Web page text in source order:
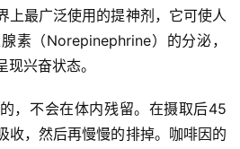
上最广泛使用的提神剂，它可使人
素（Norepinephrine）的分泌，
兴奋状态。
，不会在体内残留。在摄取后45
收，然后再慢慢的排掉。咖啡因的